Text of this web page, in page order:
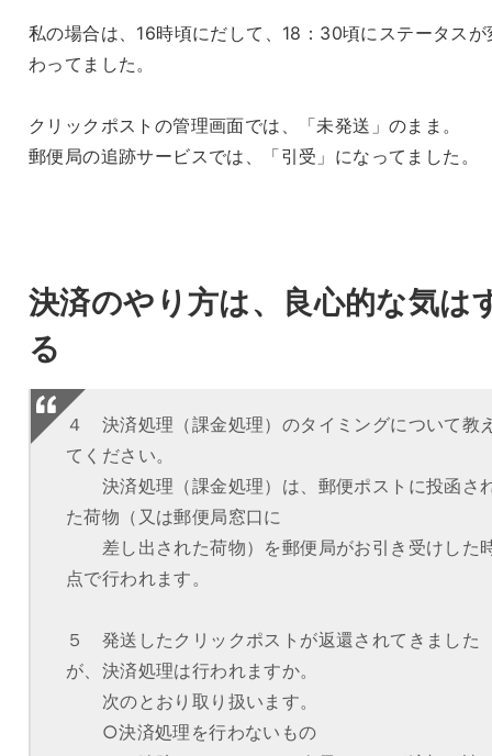
私の場合は、16時頃にだして、18：30頃にステータスが
わってました。
クリックポストの管理画面では、「未発送」のまま。
郵便局の追跡サービスでは、「引受」になってました。
決済のやり方は、良心的な気は
る
４ 決済処理（課金処理）のタイミングについて教
てください。
決済処理（課金処理）は、郵便ポストに投函さ
た荷物（又は郵便局窓口に
差し出された荷物）を郵便局がお引き受けした
点で行われます。
５ 発送したクリックポストが返還されてきました
が、決済処理は行われますか。
次のとおり取り扱います。
○決済処理を行わないもの